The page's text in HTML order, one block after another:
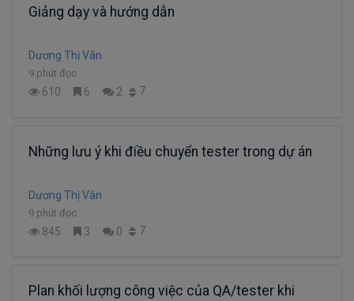
Giảng dạy và hướng dẫn
Dương Thị Vân
9 phút đọc
610 6 2 7
Những lưu ý khi điều chuyển tester trong dự án
Dương Thị Vân
9 phút đọc
845 3 0 7
Plan khối lượng công việc của QA/tester khi